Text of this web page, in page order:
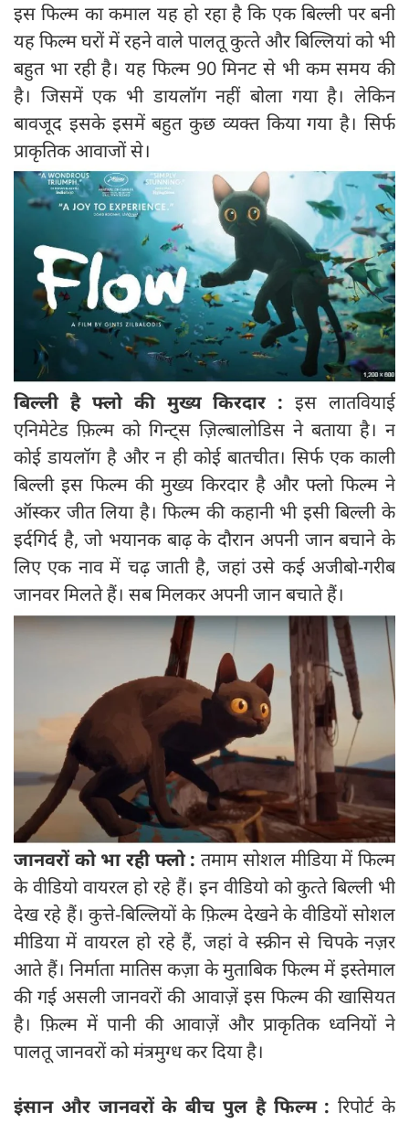
इस फिल्‍म का कमाल यह हो रहा है कि एक बिल्‍ली पर बनी
यह फिल्‍म घरों में रहने वाले पालतू कुत्‍ते और बिल्‍लियां को भी
बहुत भा रही है। यह फिल्‍म 90 मिनट से भी कम समय की
है। जिसमें एक भी डायलॉग नहीं बोला गया है। लेकिन
बावजूद इसके इसमें बहुत कुछ व्यक्त किया गया है। सिर्फ
प्राकृतिक आवाजों से।
बिल्‍ली है फ्लो की मुख्‍य किरदार :इस लातवियाई
एनिमेटेड फ़िल्म को गिन्ट्स ज़िल्बालोडिस ने बताया है। न
कोई डायलॉग है और न ही कोई बातचीत। सिर्फ एक काली
बिल्‍ली इस फिल्‍म की मुख्‍य किरदार है और फ्लो फिल्‍म ने
ऑस्‍कर जीत लिया है। फिल्‍म की कहानी भी इसी बिल्ली के
इर्दगिर्द है, जो भयानक बाढ़ के दौरान अपनी जान बचाने के
लिए एक नाव में चढ़ जाती है, जहां उसे कई अजीबो-गरीब
जानवर मिलते हैं। सब मिलकर अपनी जान बचाते हैं।
जानवरों को भा रही फ्लो : तमाम सोशल मीडिया में फिल्‍म
के वीडियो वायरल हो रहे हैं। इन वीडियो को कुत्‍ते बिल्‍ली भी
देख रहे हैं। कुत्ते-बिल्लियों के फ़िल्म देखने के वीडियों सोशल
मीडिया में वायरल हो रहे हैं, जहां वे स्क्रीन से चिपके नज़र
आते हैं। निर्माता मातिस कज़ा के मुताबिक फिल्‍म में इस्‍तेमाल
की गई असली जानवरों की आवाज़ें इस फिल्‍म की खासियत
है। फ़िल्म में पानी की आवाज़ें और प्राकृतिक ध्वनियों ने
पालतू जानवरों को मंत्रमुग्‍ध कर दिया है।
इंसान और जानवरों के बीच पुल है फिल्‍म :रिपोर्ट के